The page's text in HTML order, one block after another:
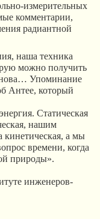
измерительных
комментарии,
радиантной
наша техника
можно получить
нова… Упоминание
Антее, который
Статическая
нашим
кинетическая, а мы
времени, когда
природы».
инженеров-